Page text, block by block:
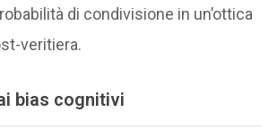
di condivisione in un’ottica
veritiera.
bias cognitivi